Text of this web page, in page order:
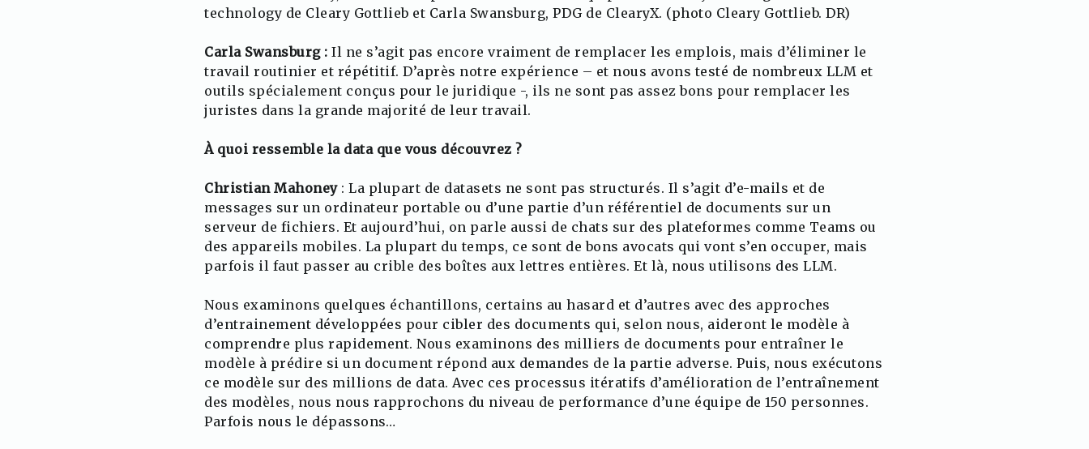
technology de Cleary Gottlieb et Carla Swansburg, PDG de ClearyX. (photo Cleary Gottlieb. DR)
Carla Swansburg : Il ne s’agit pas encore vraiment de remplacer les emplois, mais d’éliminer le
travail routinier et répétitif. D’après notre expérience – et nous avons testé de nombreux LLM et
outils spécialement conçus pour le juridique -, ils ne sont pas assez bons pour remplacer les
juristes dans la grande majorité de leur travail.
À quoi ressemble la data que vous découvrez ?
Christian Mahoney: La plupart de datasets ne sont pas structurés. Il s’agit d’e-mails et de
messages sur un ordinateur portable ou d’une partie d’un référentiel de documents sur un
serveur de fichiers. Et aujourd’hui, on parle aussi de chats sur des plateformes comme Teams ou
des appareils mobiles. La plupart du temps, ce sont de bons avocats qui vont s’en occuper, mais
parfois il faut passer au crible des boîtes aux lettres entières. Et là, nous utilisons des LLM.
Nous examinons quelques échantillons, certains au hasard et d’autres avec des approches
d’entrainement développées pour cibler des documents qui, selon nous, aideront le modèle à
comprendre plus rapidement. Nous examinons des milliers de documents pour entraîner le
modèle à prédire si un document répond aux demandes de la partie adverse. Puis, nous exécutons
ce modèle sur des millions de data. Avec ces processus itératifs d’amélioration de l’entraînement
des modèles, nous nous rapprochons du niveau de performance d’une équipe de 150 personnes.
Parfois nous le dépassons…